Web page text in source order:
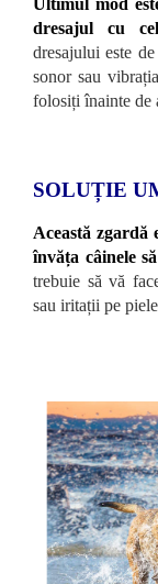
dresajul cu
dresajului este
sonor sau
folosiți înainte
SOLUȚIE
Această zgardă
învăța câinele
trebuie să vă
sau iritații pe